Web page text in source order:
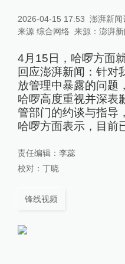
2026-04-15 17:53 澎湃新闻
来源 综合网络 来源： 澎湃新
4月15日，哈啰方面
回应澎湃新闻：针对
放管理中暴露的问题
哈啰高度重视并深表
管部门的约谈与指导
哈啰方面表示，目前
责任编辑： 李蕊
校对： 丁晓
锋线视频